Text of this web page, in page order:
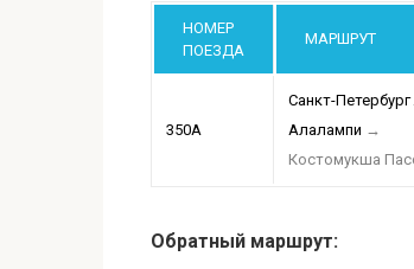
НОМЕР
ПОЕЗДА
МАРШРУТ
350А
Санкт-
Алалампи →
Костомукша
Обратный маршрут: